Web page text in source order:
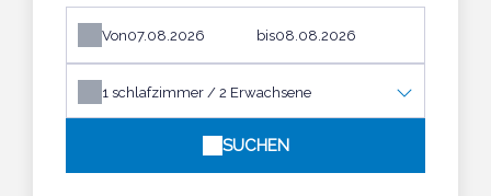
Von bis
1 schlafzimmer / 2 Erwachsene
SUCHEN